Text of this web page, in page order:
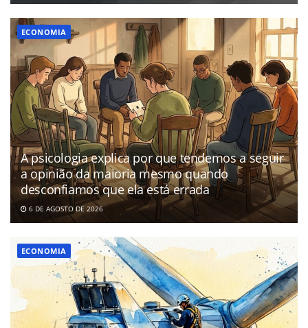
ECONOMIA
A psicologia explica por que tendemos a seguir
a opinião da maioria mesmo quando
desconfiamos que ela está errada
6 DE AGOSTO DE 2026
ECONOMIA